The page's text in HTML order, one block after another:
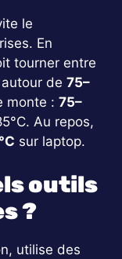
le
En
tourner entre
de 75–
monte : 75–
Au repos,
sur laptop.
outils
?
utilise des